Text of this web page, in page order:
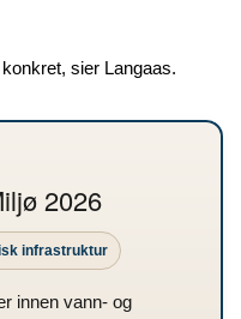
sier Langaas.
2026
infrastruktur
innen vann- og